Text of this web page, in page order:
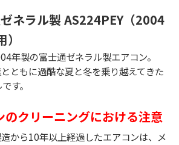
ネラル製 AS224PEY（2004
年製の富士通ゼネラル製エアコン。
ともに過酷な夏と冬を乗り越えてきた
す。
のクリーニングにおける注意
から10年以上経過したエアコンは、
メ